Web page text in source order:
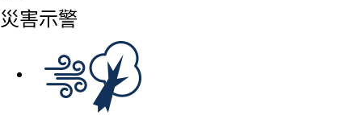
災害示警